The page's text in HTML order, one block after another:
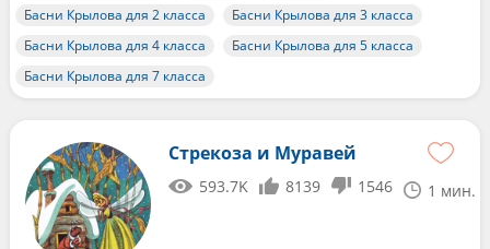
Басни Крылова для 2 класса
Басни Крылова для 3 класса
Басни Крылова для 4 класса
Басни Крылова для 5 класса
Басни Крылова для 7 класса
Стрекоза и Муравей
593.7K 8139 1546 1 мин.